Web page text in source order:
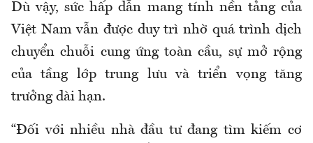
Dù vậy, sức hấp dẫn mang tính nền tảng của
Việt Nam vẫn được duy trì nhờ quá trình dịch
chuyển chuỗi cung ứng toàn cầu, sự mở rộng
của tầng lớp trung lưu và triển vọng tăng
trưởng dài hạn.
“Đối với nhiều nhà đầu tư đang tìm kiếm cơ